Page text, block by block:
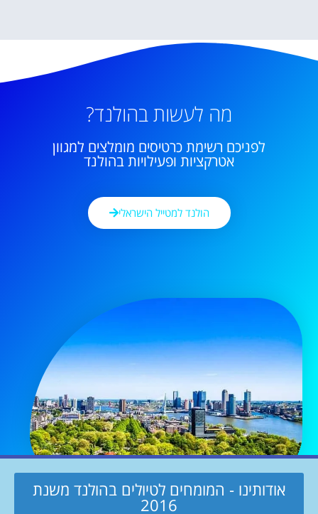
מה לעשות בהולנד?
לפניכם רשימת כרטיסים מומלצים למגוון
אטרקציות ופעילויות בהולנד
הולנד למטייל הישראלי
אודותינו - המומחים לטיולים בהולנד משנת
2016